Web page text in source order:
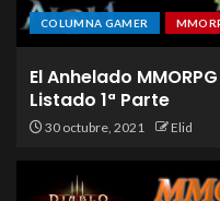
COLUMNA GAMER
El Anhelado
Listado 1ª Parte
30 octubre, 2021 Elid